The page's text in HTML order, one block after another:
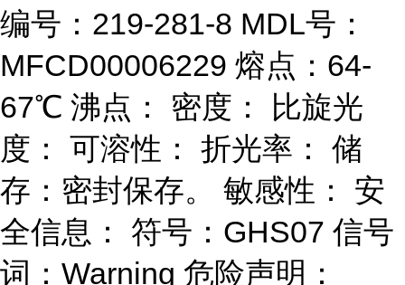
编号：219-281-8 MDL号：
MFCD00006229 熔点：64-
67℃ 沸点： 密度： 比旋光
度： 可溶性： 折光率： 储
存：密封保存。 敏感性： 安
全信息： 符号：GHS07 信号
词：Warning 危险声明：